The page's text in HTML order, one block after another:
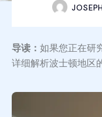
导读： 如果您正在研
详细解析波士顿地区